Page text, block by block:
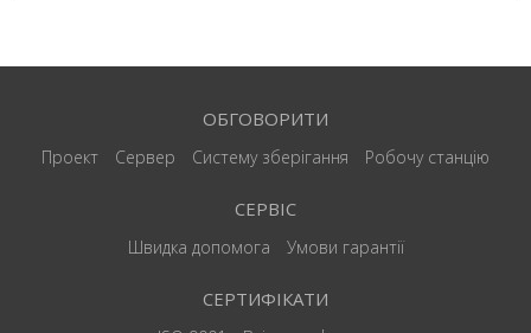
ОБГОВОРИТИ
Проект Сервер Систему зберігання Робочу станцію
СЕРВІС
Швидка допомога Умови гарантії
СЕРТИФІКАТИ